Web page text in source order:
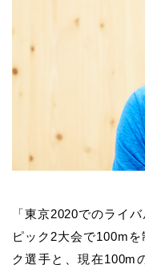
「東京2020でのライ
ピック2大会で100m
ク選手と、現在100m